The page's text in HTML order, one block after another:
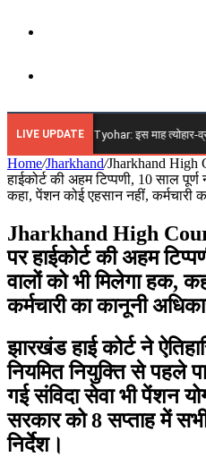
for
LIVE UPDATE
Vrat Tyohar: इस माह त्योहार-व्रत हैं
Home/Jharkhand/Jharkhand High
हाईकोर्ट की अहम टिप्पणी, 10 साल
कहा, पेंशन कोई एहसान नहीं, कर्मचारी
Jharkhand High
पर हाईकोर्ट की अहम
वालों को भी मिलेगा हक,
कर्मचारी का कानूनी
झारखंड हाई कोर्ट ने
नियमित नियुक्ति से पहले
गई संविदा सेवा भी पेंशन
सरकार को 8 सप्ताह में
निर्देश।